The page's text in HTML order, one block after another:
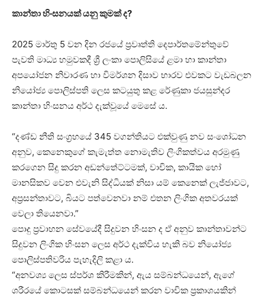
කාන්තා හිංසනයක් යනු කුමක් ද?
2025 මාර්තු 5 වන දින රජයේ ප්‍රවෘත්ති දෙපාර්තමේන්තුවේ
පැවති මාධ්‍ය හමුවකදී ශ්‍රී ලංකා පොලිසියේ ළමා හා කාන්තා
අපයෝජන නිවාරණ හා විමර්ශන දිසාව භාරව එවකට වැඩබලන
නියෝජ්‍ය පොලිස්පති ලෙස කටයුතු කළ රේණුකා ජයසුන්දර
කාන්තා හිංසනය අර්ථ දැක්වූයේ මෙසේ ය.
“දණ්ඩ නීති සංග්‍රහයේ 345 වගන්තියට එක්වුණු නව සංශෝධන
අනුව, කෙනෙකුගේ කැමැත්ත නොමැතිව ලිංගිකත්වය අරමුණු
කරගෙන සිදු කරන අඩන්තේට්ටමක්, වාචික, කායික හෝ
මානසිකව වෙන එවැනි සිද්ධියක් නිසා යම් කෙනෙක් ලැජ්ජාවට,
අප්‍රසන්තාවට, බියට පත්වෙනවා නම් එතන ලිංගික අතවරයක්
වෙලා තියෙනවා.”
පොදු ප්‍රවාහන සේවයේදී සිදුවන හිංසන ද ඒ අනුව කාන්තාවන්ට
සිදුවන ලිංගික හිංසන ලෙස අර්ථ දැක්විය හැකි බව නියෝජ්‍ය
පොලිස්පතිවරිය පැහැදිලි කළා ය.
“අනවශ්‍ය ලෙස ස්පර්ශ කිරීමකින්, ඇය සම්බන්ධයෙන්, ඇගේ
ශරීරයේ කොටසක් සම්බන්ධයෙන් කරන වාචික ප්‍රකාශයකින්